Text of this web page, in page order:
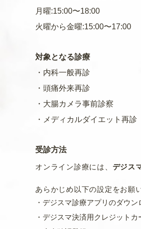
月曜:15:00〜18:00
火曜から金曜:15:00〜17:00
対象となる診療
・内科一般再診
・頭痛外来再診
・大腸カメラ事前診察
・メディカルダイエット再診
受診方法
オンライン診療には、 デジス
あらかじめ以下の設定をお願
・デジスマ診療アプリのダウン
・デジスマ決済用クレジットカ